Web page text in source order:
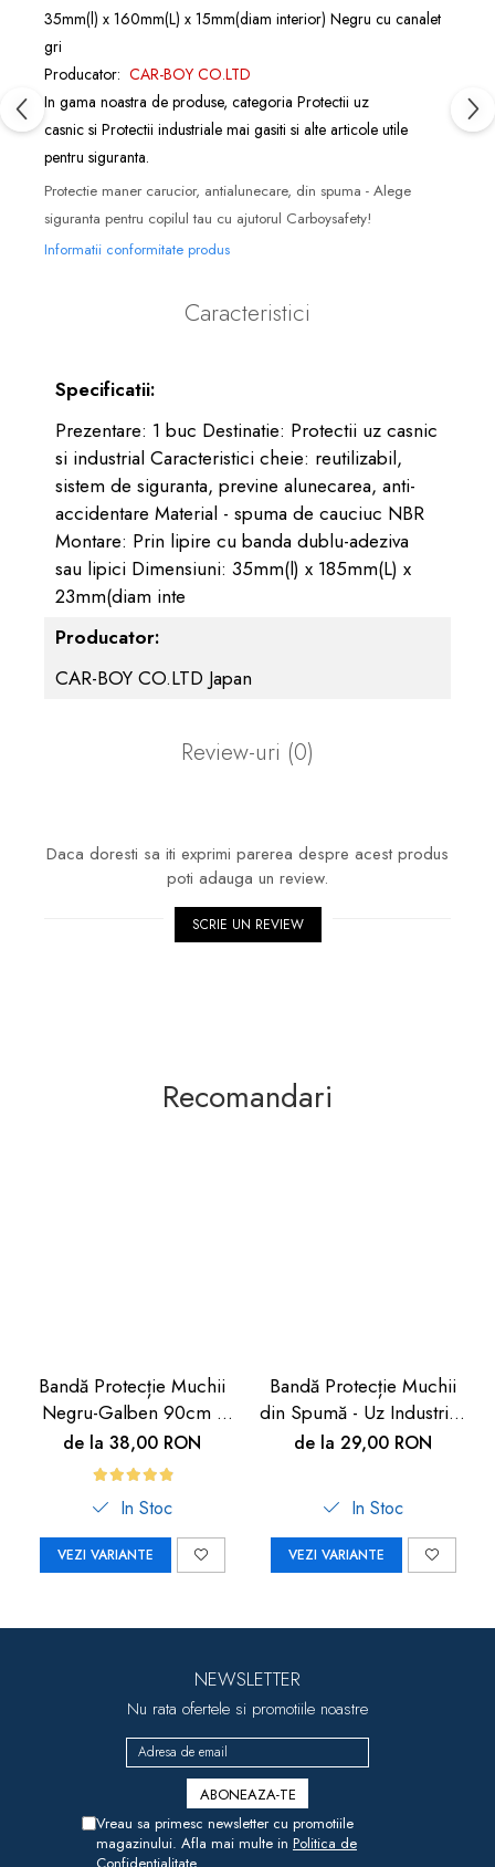
35mm(l) x 160mm(L) x 15mm(diam interior) Negru cu canalet
gri
Producator: CAR-BOY CO.LTD
In gama noastra de produse, categoria Protectii uz
casnic si Protectii industriale mai gasiti si alte articole utile
pentru siguranta.
Protectie maner carucior, antialunecare, din spuma - Alege
siguranta pentru copilul tau cu ajutorul Carboysafety!
Informatii conformitate produs
Caracteristici
Specificatii:
Prezentare: 1 buc Destinatie: Protectii uz casnic
si industrial Caracteristici cheie: reutilizabil,
sistem de siguranta, previne alunecarea, anti-
accidentare Material - spuma de cauciuc NBR
Montare: Prin lipire cu banda dublu-adeziva
sau lipici Dimensiuni: 35mm(l) x 185mm(L) x
23mm(diam inte
Producator:
CAR-BOY CO.LTD Japan
Review-uri (0)
Daca doresti sa iti exprimi parerea despre acest produs
poti adauga un review.
SCRIE UN REVIEW
Recomandari
Bandă Protecție Muchii
Negru-Galben 90cm |
Carboysafety
de la 38,00 RON
In Stoc
VEZI VARIANTE
Bandă Protecție Muchii
din Spumă - Uz Industrial,
Crem, 90cm | Car Boy
de la 29,00 RON
In Stoc
VEZI VARIANTE
NEWSLETTER
Nu rata ofertele si promotiile noastre
Vreau sa primesc newsletter cu promotiile
magazinului. Afla mai multe in Politica de
Confidentialitate